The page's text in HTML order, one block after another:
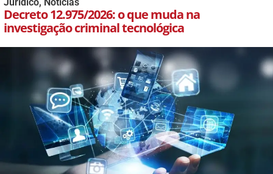
Jurídico, Notícias
Decreto 12.975/2026: o que muda na
investigação criminal tecnológica